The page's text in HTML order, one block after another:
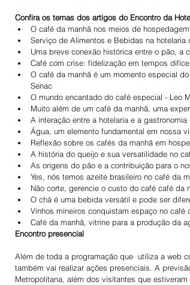
Confira os temas dos artigos do Encontro da
O café da manhã nos meios de
Serviço de Alimentos e Bebidas na
Uma breve conexão histórica entre o pão, a
Café com crise: fidelização em tempos
O café da manhã é um momento especial
Senac
O mundo encantado do café especial - Leo
Muito além de um café da manhã, uma
A interação entre a hotelaria e a
Água, um elemento fundamental em nossa
Reflexão sobre os cafés da manhã em
A história do queijo e sua versatilidade no
As origens do pão e a contribuição para o
Yes, nós temos azeite brasileiro no café da
Não corte, gerencie o custo do café café da
O chá é uma bebida versátil e pode ser
Vinhos mineiros conquistam espaço no
Café da manhã, vitrine para a produção da
Encontro presencial
Além de toda a programação que  utiliza a web
também vai realizar ações presenciais. A
Metropolitana, além dos visitantes que